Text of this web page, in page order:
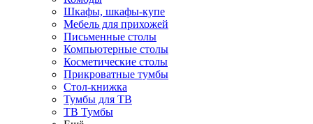
Шкафы, шкафы-купе
Мебель для прихожей
Письменные столы
Компьютерные столы
Косметические столы
Прикроватные тумбы
Стол-книжка
Тумбы для ТВ
ТВ Тумбы